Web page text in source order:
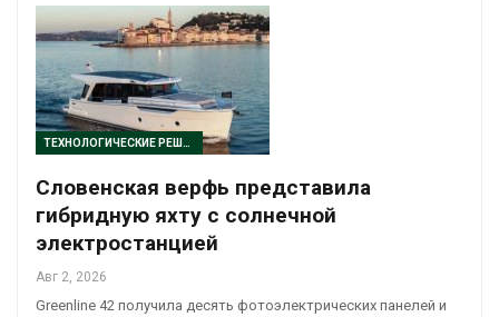
ТЕХНОЛОГИЧЕСКИЕ РЕШЕНИЯ
Словенская верфь представила
гибридную яхту с солнечной
электростанцией
Авг 2, 2026
Greenline 42 получила десять фотоэлектрических панелей и